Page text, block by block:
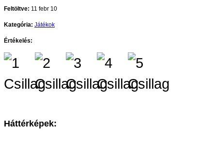
Feltöltve: 11 febr 10
Kategória: Játékok
Értékelés:
Háttérképek: